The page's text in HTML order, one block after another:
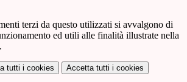
terzi da questo utilizzati si avvalgono di
ed utili alle finalità illustrate nella
.
tutti i cookies Accetta tutti i cookies